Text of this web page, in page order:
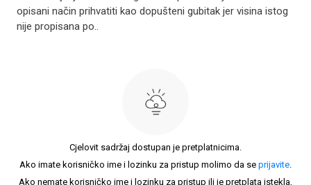
opisani način prihvatiti kao dopušteni gubitak jer visina istog
nije propisana po..
Cjelovit sadržaj dostupan je pretplatnicima.
Ako imate korisničko ime i lozinku za pristup molimo da se prijavite.
Ako nemate korisničko ime i lozinku za pristup ili je pretplata istekla,